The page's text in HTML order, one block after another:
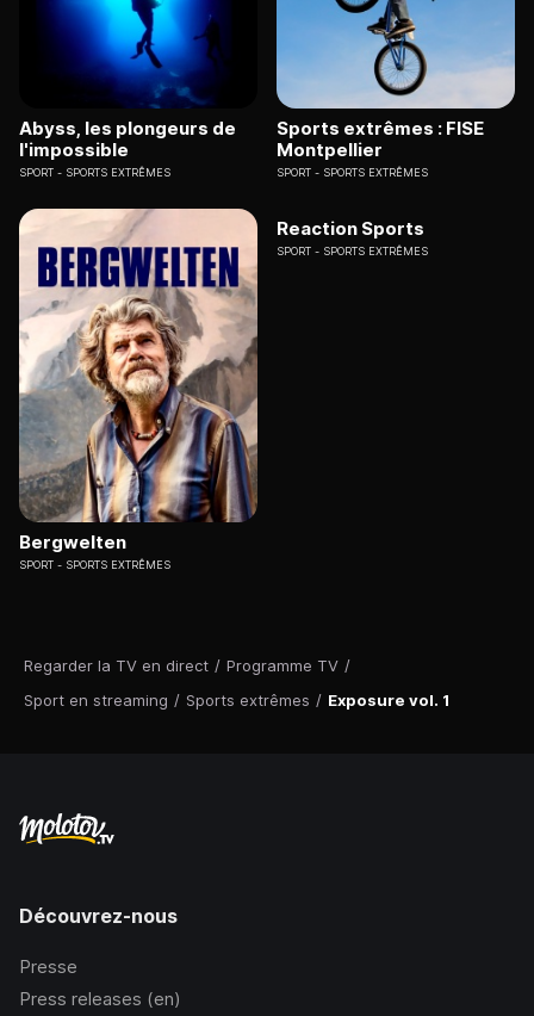
Regarder la TV en direct / Programme TV /
Sport en streaming / Sports extrêmes / Exposure vol. 1
Abyss, les plongeurs de
l'impossible
SPORT SPORTS EXTRÊMES
Sports extrêmes : FISE
Montpellier
SPORT SPORTS EXTRÊMES
Bergwelten
SPORT SPORTS EXTRÊMES
Reaction Sports
SPORT SPORTS EXTRÊMES
Découvrez-nous
Presse
Press releases (en)